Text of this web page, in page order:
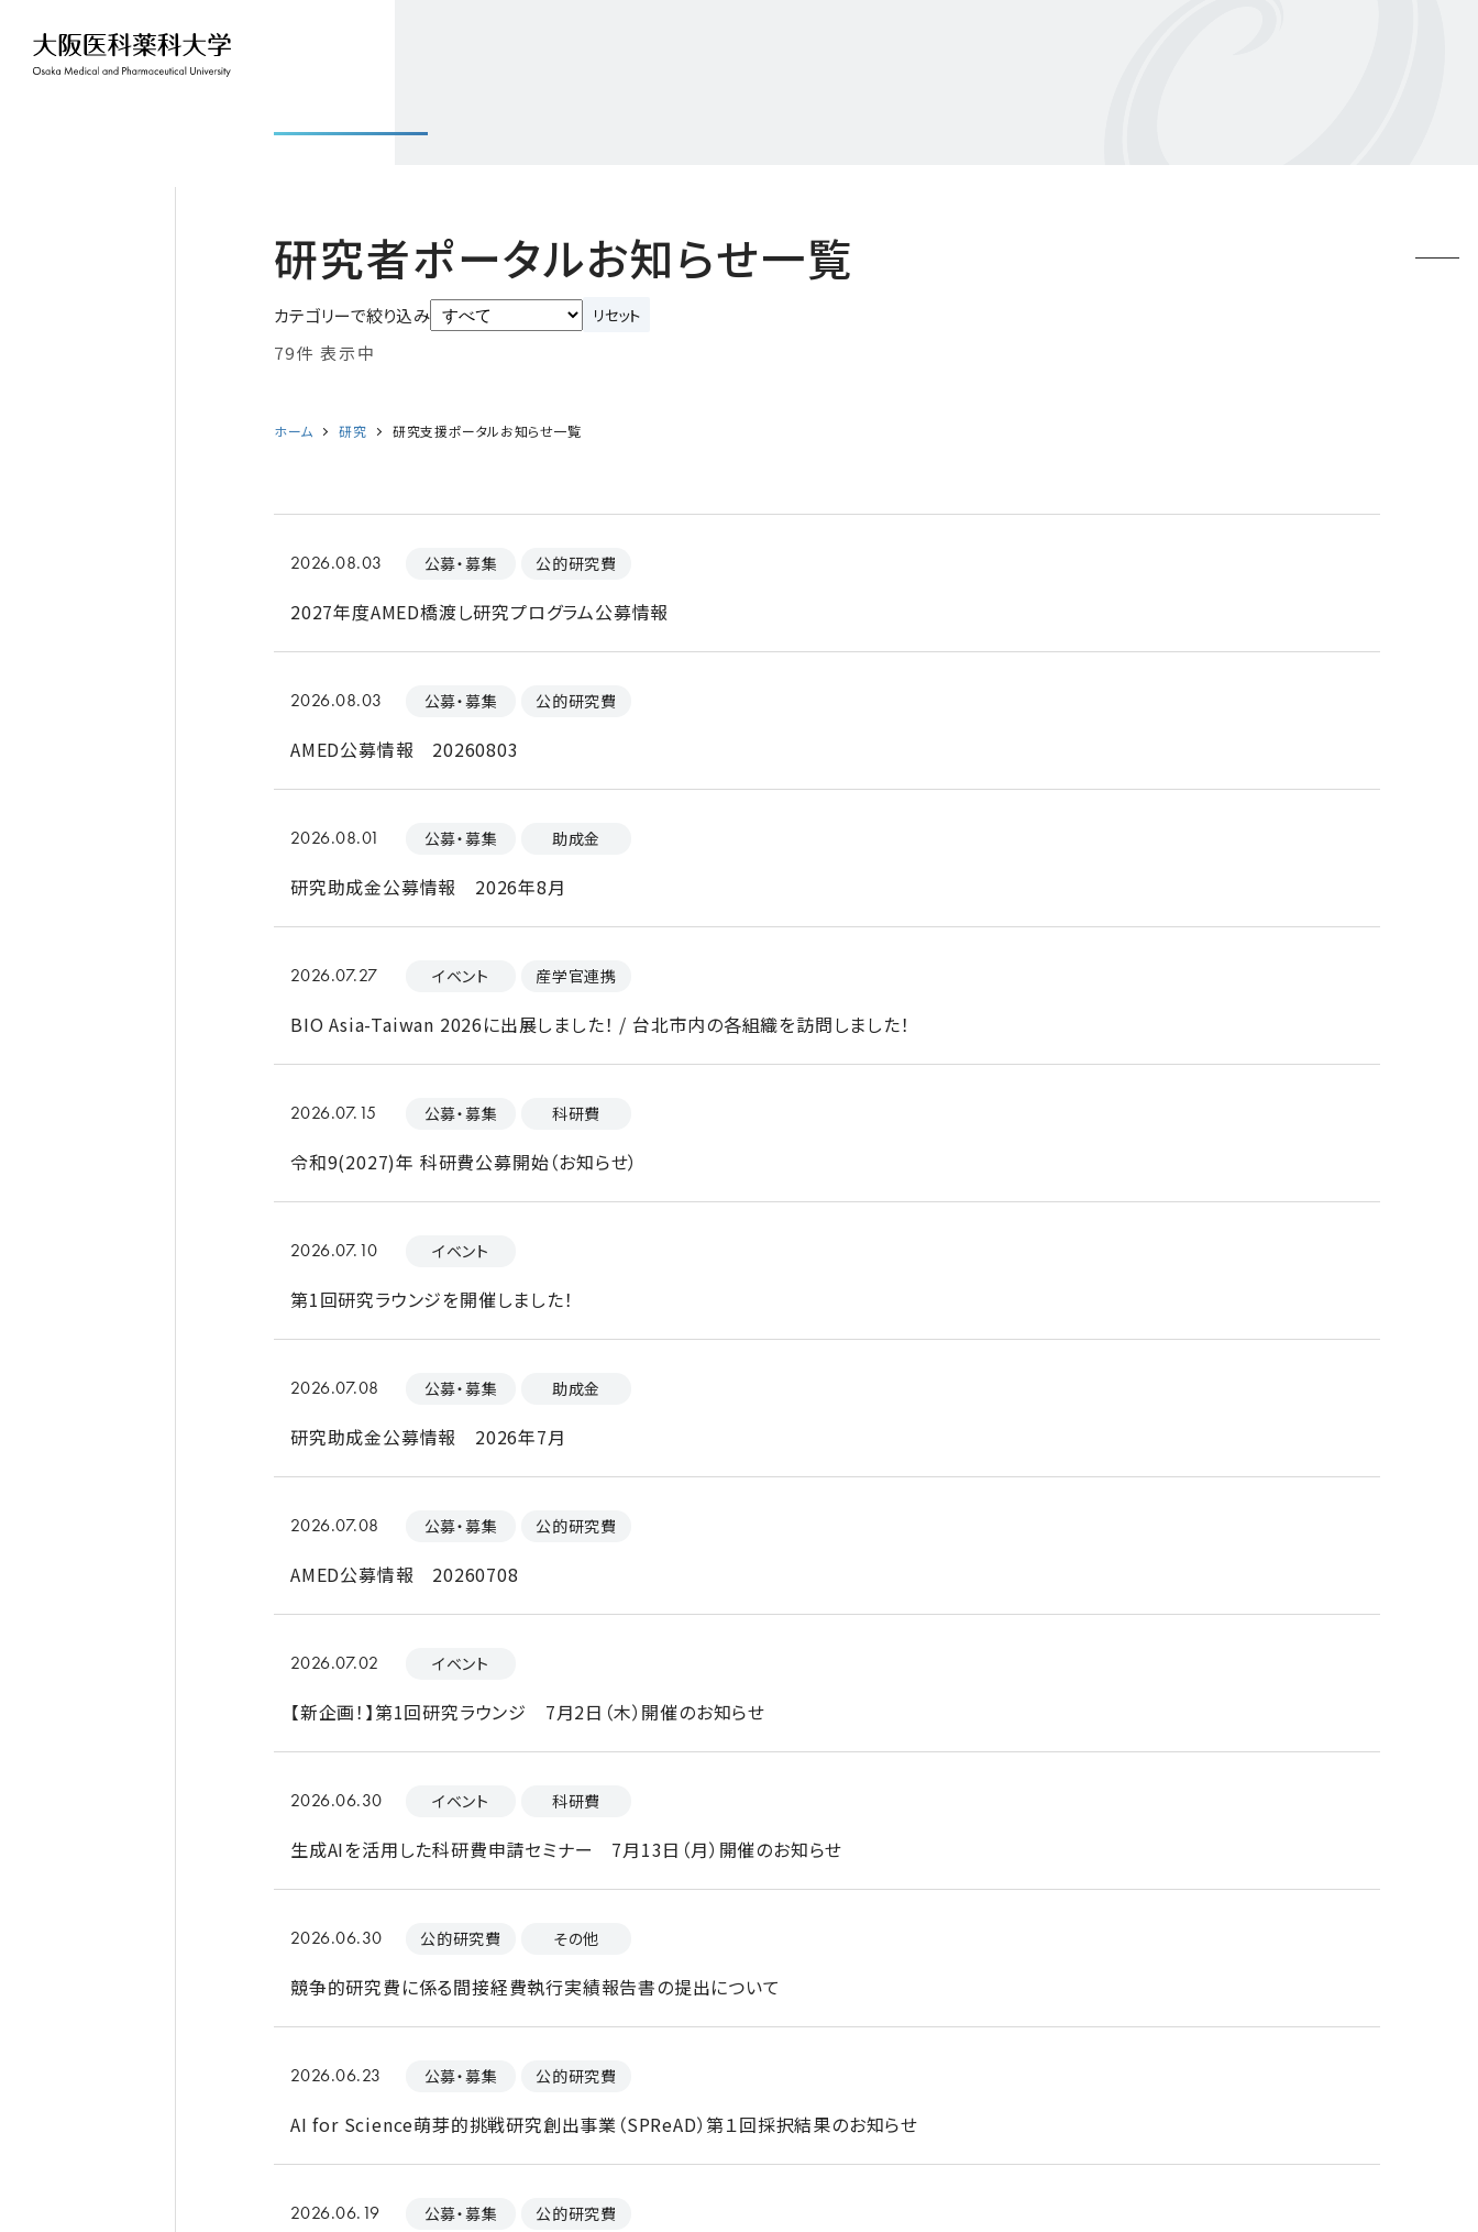
研究者ポータルお知らせ一覧
カテゴリーで絞り込み リセット
79件 表示中
ホーム 研究 研究支援ポータルお知らせ一覧
2026.08.03 公募・募集 公的研究費
2027年度AMED橋渡し研究プログラム公募情報
2026.08.03 公募・募集 公的研究費
AMED公募情報 20260803
2026.08.01 公募・募集 助成金
研究助成金公募情報 2026年8月
2026.07.27 イベント 産学官連携
BIO Asia-Taiwan 2026に出展しました！ / 台北市内の各組織を訪問しました！
2026.07.15 公募・募集 科研費
令和9(2027)年 科研費公募開始（お知らせ）
2026.07.10 イベント
第1回研究ラウンジを開催しました！
2026.07.08 公募・募集 助成金
研究助成金公募情報 2026年7月
2026.07.08 公募・募集 公的研究費
AMED公募情報 20260708
2026.07.02 イベント
【新企画！】第1回研究ラウンジ 7月2日（木）開催のお知らせ
2026.06.30 イベント 科研費
生成AIを活用した科研費申請セミナー 7月13日（月）開催のお知らせ
2026.06.30 公的研究費 その他
競争的研究費に係る間接経費執行実績報告書の提出について
2026.06.23 公募・募集 公的研究費
AI for Science萌芽的挑戦研究創出事業（SPReAD）第１回採択結果のお知らせ
2026.06.19 公募・募集 公的研究費